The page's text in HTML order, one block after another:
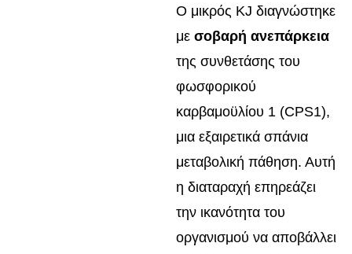
Ο μικρός KJ διαγνώστηκε
με σοβαρή ανεπάρκεια
της συνθετάσης του
φωσφορικού
καρβαμοϋλίου 1 (CPS1),
μια εξαιρετικά σπάνια
μεταβολική πάθηση. Αυτή
η διαταραχή επηρεάζει
την ικανότητα του
οργανισμού να αποβάλλει